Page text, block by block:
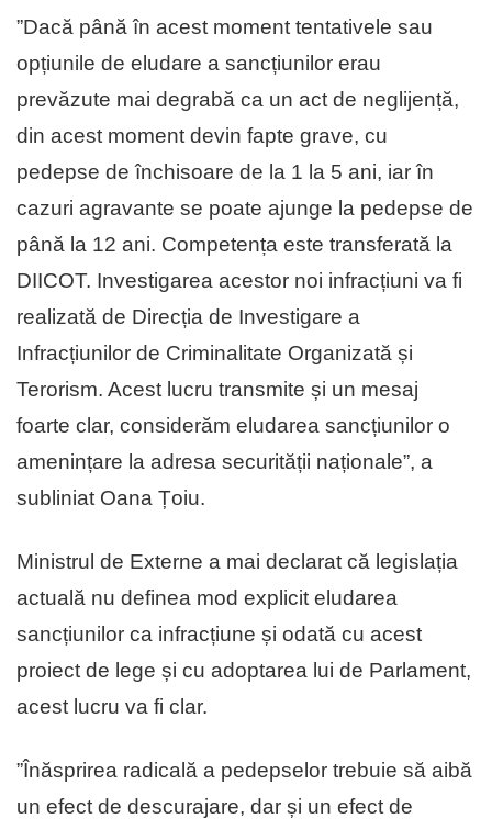
”Dacă până în acest moment tentativele sau
opțiunile de eludare a sancțiunilor erau
prevăzute mai degrabă ca un act de neglijență,
din acest moment devin fapte grave, cu
pedepse de închisoare de la 1 la 5 ani, iar în
cazuri agravante se poate ajunge la pedepse de
până la 12 ani. Competența este transferată la
DIICOT. Investigarea acestor noi infracțiuni va fi
realizată de Direcția de Investigare a
Infracțiunilor de Criminalitate Organizată și
Terorism. Acest lucru transmite și un mesaj
foarte clar, considerăm eludarea sancțiunilor o
amenințare la adresa securității naționale”, a
subliniat Oana Țoiu.
Ministrul de Externe a mai declarat că legislația
actuală nu definea mod explicit eludarea
sancțiunilor ca infracțiune și odată cu acest
proiect de lege și cu adoptarea lui de Parlament,
acest lucru va fi clar.
”Înăsprirea radicală a pedepselor trebuie să aibă
un efect de descurajare, dar și un efect de